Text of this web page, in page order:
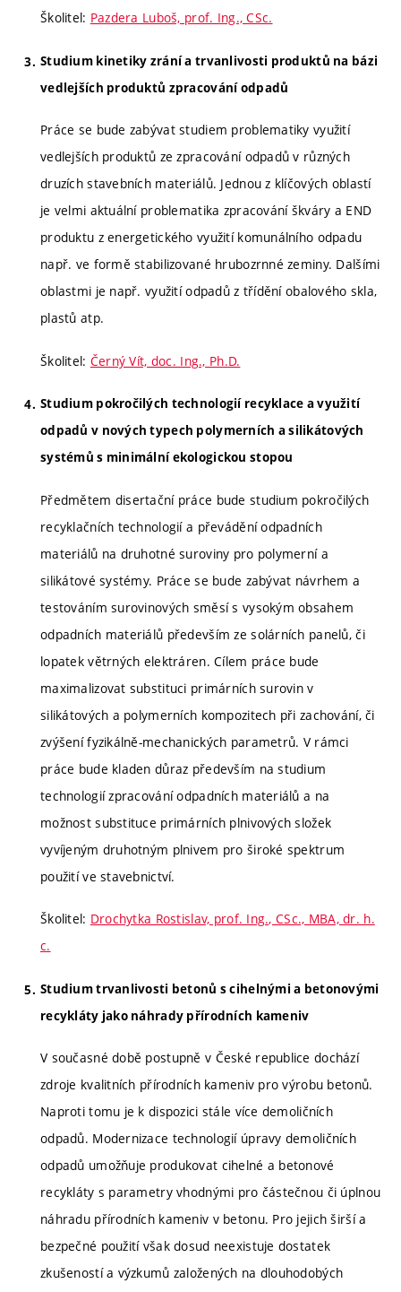
Školitel: Pazdera Luboš, prof. Ing., CSc.
Studium kinetiky zrání a trvanlivosti produktů na bázi
vedlejších produktů zpracování odpadů
Práce se bude zabývat studiem problematiky využití
vedlejších produktů ze zpracování odpadů v různých
druzích stavebních materiálů. Jednou z klíčových oblastí
je velmi aktuální problematika zpracování škváry a END
produktu z energetického využití komunálního odpadu
např. ve formě stabilizované hrubozrnné zeminy. Dalšími
oblastmi je např. využití odpadů z třídění obalového skla,
plastů atp.
Školitel: Černý Vít, doc. Ing., Ph.D.
Studium pokročilých technologií recyklace a využití
odpadů v nových typech polymerních a silikátových
systémů s minimální ekologickou stopou
Předmětem disertační práce bude studium pokročilých
recyklačních technologií a převádění odpadních
materiálů na druhotné suroviny pro polymerní a
silikátové systémy. Práce se bude zabývat návrhem a
testováním surovinových směsí s vysokým obsahem
odpadních materiálů především ze solárních panelů, či
lopatek větrných elektráren. Cílem práce bude
maximalizovat substituci primárních surovin v
silikátových a polymerních kompozitech při zachování, či
zvýšení fyzikálně-mechanických parametrů. V rámci
práce bude kladen důraz především na studium
technologií zpracování odpadních materiálů a na
možnost substituce primárních plnivových složek
vyvíjeným druhotným plnivem pro široké spektrum
použití ve stavebnictví.
Školitel: Drochytka Rostislav, prof. Ing., CSc., MBA, dr. h.
c.
Studium trvanlivosti betonů s cihelnými a betonovými
recykláty jako náhrady přírodních kameniv
V současné době postupně v České republice dochází
zdroje kvalitních přírodních kameniv pro výrobu betonů.
Naproti tomu je k dispozici stále více demoličních
odpadů. Modernizace technologií úpravy demoličních
odpadů umožňuje produkovat cihelné a betonové
recykláty s parametry vhodnými pro částečnou či úplnou
náhradu přírodních kameniv v betonu. Pro jejich širší a
bezpečné použití však dosud neexistuje dostatek
zkušeností a výzkumů založených na dlouhodobých